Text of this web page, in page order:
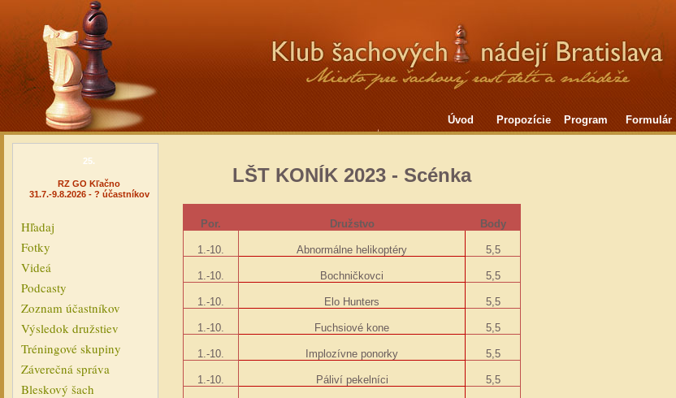
Úvod Propozície Program Formulár
25.
RZ GO Kľačno
31.7.-9.8.2026 - ? účastníkov
Hľadaj
Fotky
Videá
Podcasty
Zoznam účastníkov
Výsledok družstiev
Tréningové skupiny
Záverečná správa
Bleskový šach
LŠT KONÍK 2023 - Scénka
Por. Družstvo Body
1.-10. Abnormálne helikoptéry 5,5
1.-10. Bochničkovci 5,5
1.-10. Elo Hunters 5,5
1.-10. Fuchsiové kone 5,5
1.-10. Implozívne ponorky 5,5
1.-10. Páliví pekelníci 5,5